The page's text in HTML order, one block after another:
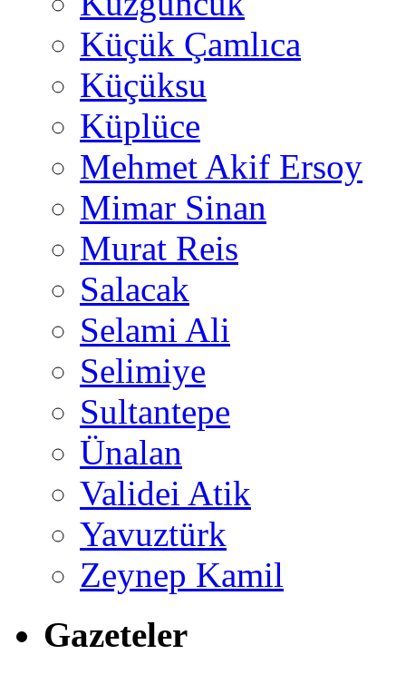
Küçük Çamlıca
Küçüksu
Küplüce
Mehmet Akif Ersoy
Mimar Sinan
Murat Reis
Salacak
Selami Ali
Selimiye
Sultantepe
Ünalan
Validei Atik
Yavuztürk
Zeynep Kamil
Gazeteler